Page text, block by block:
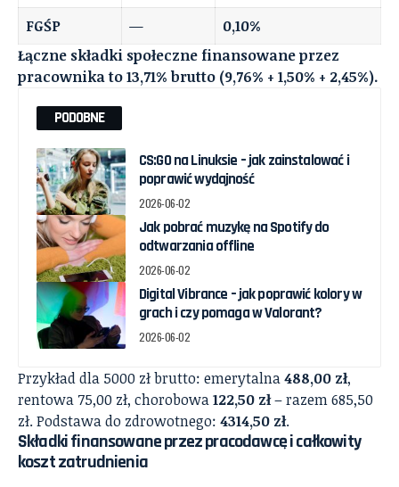
FGŚP
—
0,10%
Łączne składki społeczne finansowane przez
pracownika to 13,71% brutto (9,76% + 1,50% + 2,45%).
PODOBNE
CS:GO na Linuksie – jak zainstalować i
poprawić wydajność
2026-06-02
Jak pobrać muzykę na Spotify do
odtwarzania offline
2026-06-02
Digital Vibrance – jak poprawić kolory w
grach i czy pomaga w Valorant?
2026-06-02
Przykład dla 5000 zł brutto: emerytalna488,00 zł,
rentowa 75,00 zł, chorobowa122,50 zł– razem 685,50
zł. Podstawa do zdrowotnego: 4314,50 zł.
Składki finansowane przez pracodawcę i całkowity
koszt zatrudnienia